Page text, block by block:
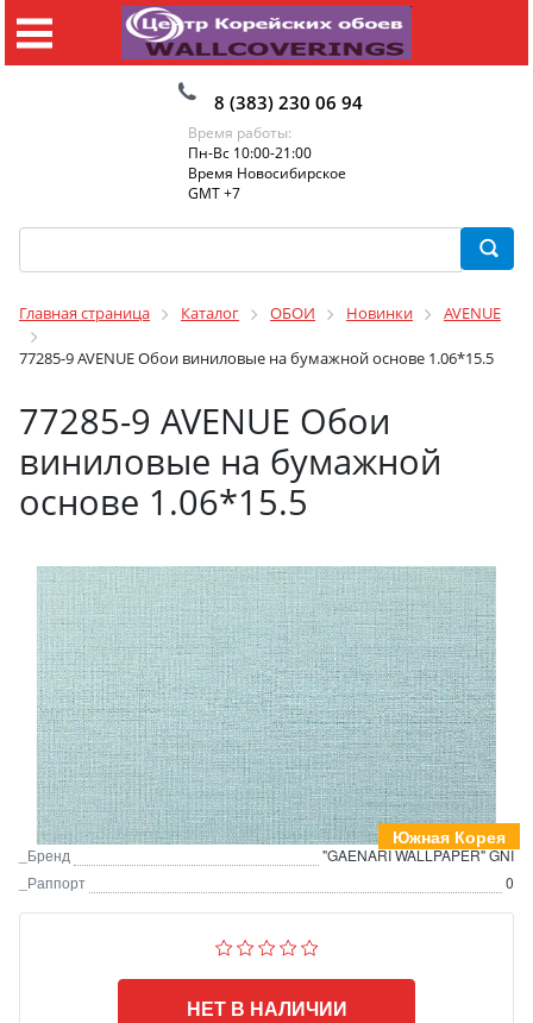
8 (383) 230 06 94
Время работы:
Пн-Вс 10:00-21:00
Время Новосибирское
GMT +7
Главная страница Каталог ОБОИ Новинки AVENUE
77285-9 AVENUE Обои виниловые на бумажной основе 1.06*15.5
77285-9 AVENUE Обои
виниловые на бумажной
основе 1.06*15.5
Южная Корея
_Бренд
"GAENARI WALLPAPER" GNI
_Раппорт
0
НЕТ В НАЛИЧИИ